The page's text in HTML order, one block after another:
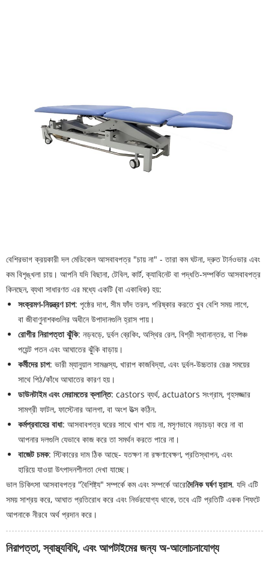
বেশিরভাগ ক্রয়কারী দল মেডিকেল আসবাবপত্র "চায় না" - তারা কম ঘটনা, দ্রুত টার্নওভার এবং
কম বিশৃঙ্খলা চায়। আপনি যদি বিছানা, টেবিল, কার্ট, ক্যাবিনেট বা পদ্ধতি-সম্পর্কিত আসবাবপত্র
কিনছেন, ব্যথা সাধারণত এর মধ্যে একটি (বা একাধিক) হয়:
সংক্রমণ-নিয়ন্ত্রণ চাপ: পৃষ্ঠের দাগ, সীম ফাঁদ তরল, পরিষ্কার করতে খুব বেশি সময় লাগে,
বা জীবাণুনাশকগুলির অধীনে উপাদানগুলি হ্রাস পায়।
রোগীর নিরাপত্তা ঝুঁকি: নড়বড়ে, দুর্বল ব্রেকিং, অস্থির রেল, বিশ্রী স্থানান্তর, বা পিঞ্চ
পয়েন্ট পতন এবং আঘাতের ঝুঁকি বাড়ায়।
কর্মীদের চাপ: ভারী ম্যানুয়াল সামঞ্জস্য, খারাপ কাজবিদ্যা, এবং দুর্বল-উচ্চতার রেঞ্জ সময়ের
সাথে পিঠ/কাঁধে আঘাতের কারণ হয়।
ডাউনটাইম এবং মেরামতের ক্লান্তি: castors ব্যর্থ, actuators সংগ্রাম, গৃহসজ্জার
সামগ্রী ফাটল, ফাস্টেনার আলগা, বা অংশ উত্স কঠিন.
কর্মপ্রবাহের বাধা: আসবাবপত্র ঘরের সাথে খাপ খায় না, মসৃণভাবে নড়াচড়া করে না বা
আপনার দলগুলি যেভাবে কাজ করে তা সমর্থন করতে পারে না।
বাজেট চমক: স্টিকারের দাম ঠিক আছে- যতক্ষণ না রক্ষণাবেক্ষণ, প্রতিস্থাপন, এবং
হারিয়ে যাওয়া উৎপাদনশীলতা দেখা যাচ্ছে।
ভাল চিকিৎসা আসবাবপত্র "বৈশিষ্ট্য" সম্পর্কে কম এবং সম্পর্কে আরোদৈনিক ঘর্ষণ হ্রাস. যদি এটি
সময় সাশ্রয় করে, আঘাত প্রতিরোধ করে এবং নির্ভরযোগ্য থাকে, তবে এটি প্রতিটি একক শিফটে
আপনাকে নীরবে অর্থ প্রদান করে।
নিরাপত্তা, স্বাস্থ্যবিধি, এবং আপটাইমের জন্য অ-আলোচনাযোগ্য